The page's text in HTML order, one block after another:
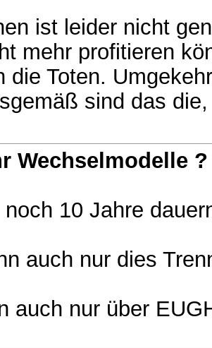
ist leider nicht
mehr profitieren
die Toten.
sind das
Wechselmodelle ?
10 Jahre
auch nur dies
auch nur über